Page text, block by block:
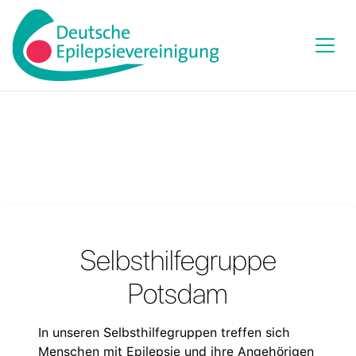
Selbsthilfegruppe
Potsdam
In unseren Selbsthilfegruppen treffen sich
Menschen mit Epilepsie und ihre Angehörigen